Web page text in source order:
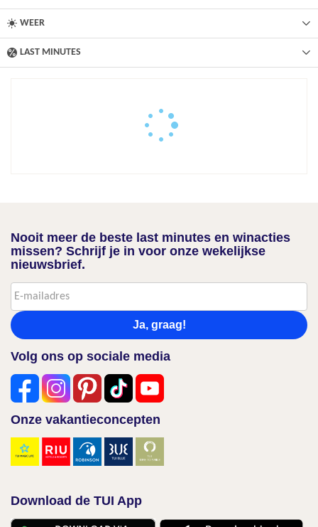
WEER
LAST MINUTES
Nooit meer de beste last minutes en winacties
missen? Schrijf je in voor onze wekelijkse
nieuwsbrief.
Ja, graag!
Volg ons op sociale media
Onze vakantieconcepten
Download de TUI App